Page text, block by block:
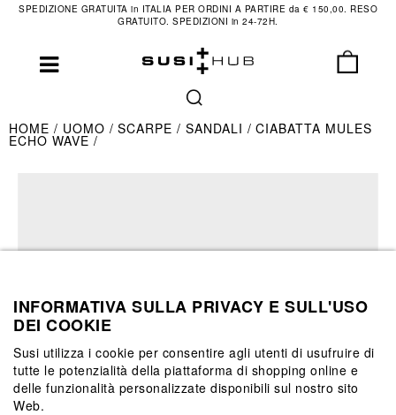
SPEDIZIONE GRATUITA in ITALIA PER ORDINI A PARTIRE da € 150,00. RESO
GRATUITO. SPEDIZIONI in 24-72H.
HOME UOMO SCARPE SANDALI CIABATTA MULES
ECHO WAVE
INFORMATIVA SULLA PRIVACY E SULL'USO
DEI COOKIE
Susi utilizza i cookie per consentire agli utenti di usufruire di
tutte le potenzialità della piattaforma di shopping online e
delle funzionalità personalizzate disponibili sul nostro sito
Web.